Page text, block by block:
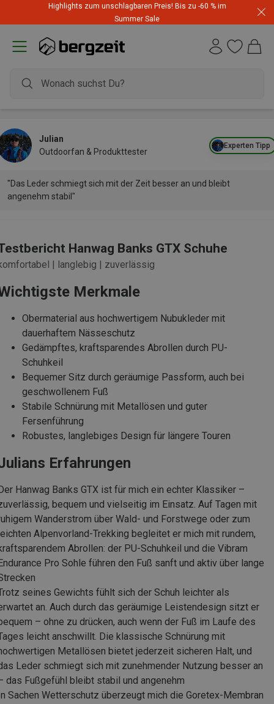
Highlights zum unschlagbaren Preis! Bis zu -60 % im
Summer Sale
Experten Tipp
Julian
Outdoorfan & Produkttester
"Das Leder schmiegt sich mit der Zeit besser an und bleibt
angenehm stabil"
Hanwag Banks GTX Schuhe
| langlebig | zuverlässig
Merkmale
Obermaterial aus hochwertigem Nubukleder mit
dauerhaftem Nässeschutz
Gedämpftes, kraftsparendes Abrollen durch PU-
Schuhkeil
Bequemer Sitz durch geräumige Passform, auch bei
geschwollenem Fuß
Stabile Schnürung mit Metallösen und guter
Fersenführung
Robustes, langlebiges Design für längere Touren
Erfahrungen
Hanwag Banks GTX ist für mich ein echter Klassiker –
bequem und vielseitig im Einsatz. Auf Tagen mit
Wanderstrom über Wald- und Forstwege oder zum
Alpenvorland-Trekking begleitet er mich mit rundem,
Abrollen: der PU-Schuhkeil und die Vibram
Pro Sohle führen den Fuß sanft und aktiv über lange
seines Gewichts fühlt sich der Schuh leichter als
an. Auch durch das geräumige Leistendesign sitzt er
– ohne zu drücken, auch wenn der Fuß im Laufe des
leicht anschwillt. Die klassische Schnürung mit
Metallösen bietet jederzeit sicheren Halt, und
Leder schmiegt sich mit zunehmender Nutzung besser an
das Fußgefühl bleibt stabil und angenehm
Sachen Wetterschutz überzeugt mich die Goretex-Membran